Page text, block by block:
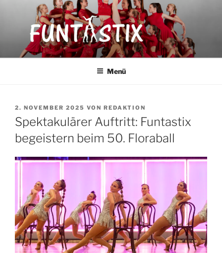
FUNTASTIX
Showakrobatik
Menü
VERÖFFENTLICHT
AM
2. NOVEMBER 2025 VON REDAKTION
Spektakulärer Auftritt: Funtastix
begeistern beim 50. Floraball